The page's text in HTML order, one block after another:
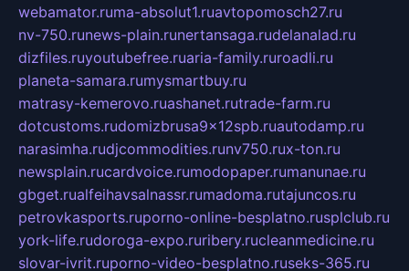
webamator.ruma-absolut1.ruavtopomosch27.ru
nv-750.runews-plain.runertansaga.rudelanalad.ru
dizfiles.ruyoutubefree.ruaria-family.ruroadli.ru
planeta-samara.rumysmartbuy.ru
matrasy-kemerovo.ruashanet.rutrade-farm.ru
dotcustoms.rudomizbrusa9x12spb.ruautodamp.ru
narasimha.rudjcommodities.runv750.rux-ton.ru
newsplain.rucardvoice.rumodopaper.rumanunae.ru
gbget.rualfeihavsalnassr.rumadoma.rutajuncos.ru
petrovkasports.ruporno-online-besplatno.rusplclub.ru
york-life.rudoroga-expo.ruribery.rucleanmedicine.ru
slovar-ivrit.ruporno-video-besplatno.ruseks-365.ru